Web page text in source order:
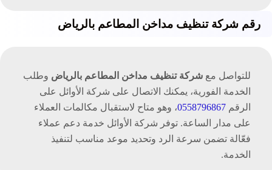
رقم شركة تنظيف مداخن المطاعم بالرياض
للتواصل مع شركة تنظيف مداخن المطاعم بالرياض وطلب
الخدمة الفورية، يمكنك الاتصال على شركة الأوائل على
الرقم 0558796867، وهو متاح لاستقبال مكالمات العملاء
على مدار الساعة. توفر شركة الأوائل خدمة دعم عملاء
فعّالة تضمن سرعة الرد وتحديد موعد مناسب لتنفيذ
الخدمة.